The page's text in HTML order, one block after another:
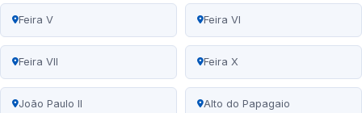
Feira V Feira VI
Feira VII Feira X
João Paulo II Alto do Papagaio